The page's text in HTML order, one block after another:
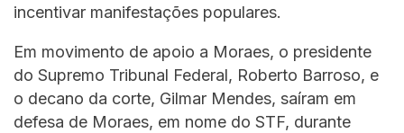
incentivar manifestações populares.
Em movimento de apoio a Moraes, o presidente
do Supremo Tribunal Federal, Roberto Barroso, e
o decano da corte, Gilmar Mendes, saíram em
defesa de Moraes, em nome do STF, durante